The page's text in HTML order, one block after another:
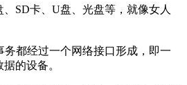
SD卡、U盘、光盘等，就像女人
务都经过一个网络接口形成，即一
的设备。